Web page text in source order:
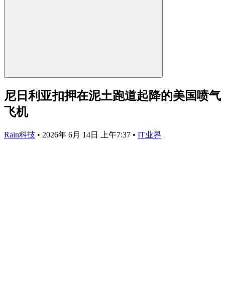
尼日利亚扣押在泥土跑道起降的美国喷气
飞机
Rain科技 • 2026年 6月 14日 上午7:37 • IT业界